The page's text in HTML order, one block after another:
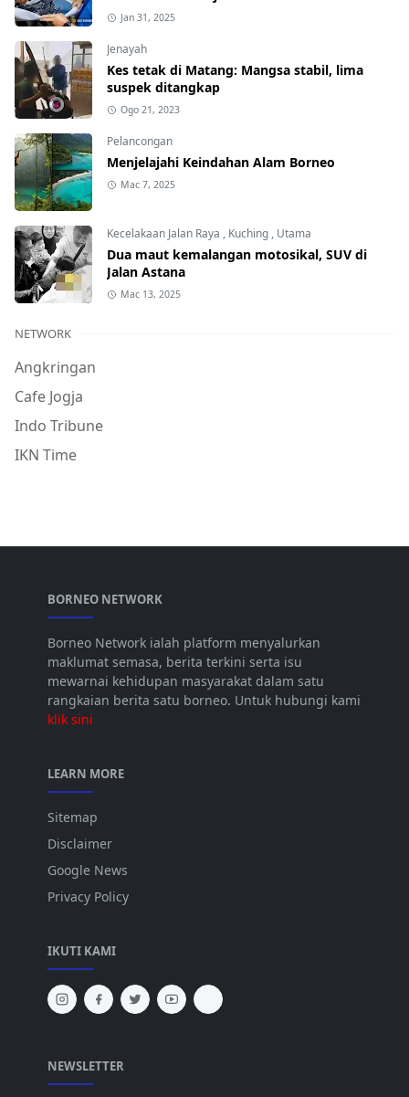
Jan 31, 2025
Jenayah
Kes tetak di Matang: Mangsa stabil, lima
suspek ditangkap
Ogo 21, 2023
Pelancongan
Menjelajahi Keindahan Alam Borneo
Mac 7, 2025
Kecelakaan Jalan Raya , Kuching, Utama
Dua maut kemalangan motosikal, SUV di
Jalan Astana
Mac 13, 2025
NETWORK
Angkringan
Cafe Jogja
Indo Tribune
IKN Time
BORNEO NETWORK
Borneo Network ialah platform menyalurkan
maklumat semasa, berita terkini serta isu
mewarnai kehidupan masyarakat dalam satu
rangkaian berita satu borneo. Untuk hubungi kami
klik sini
LEARN MORE
Sitemap
Disclaimer
Google News
Privacy Policy
IKUTI KAMI
NEWSLETTER